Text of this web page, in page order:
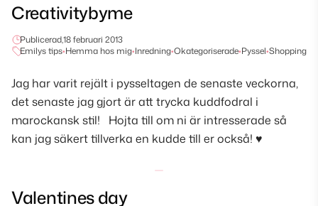
Creativitybyme
Publicerad,18 februari 2013
Emilys tips•Hemma hos mig•Inredning•Okategoriserade•Pyssel•Shopping
Jag har varit rejält i pysseltagen de senaste veckorna,
det senaste jag gjort är att trycka kuddfodral i
marockansk stil! Hojta till om ni är intresserade så
kan jag säkert tillverka en kudde till er också! ♥
Valentines day